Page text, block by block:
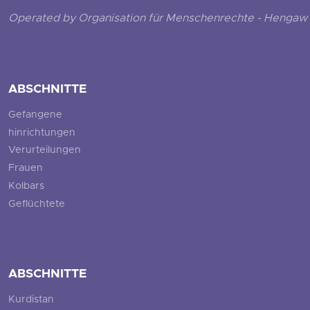
Operated by Organisation für Menschenrechte -
ABSCHNITTE
Gefangene
hinrichtungen
Verurteilungen
Frauen
Kolbars
Geflüchtete
ABSCHNITTE
Kurdistan